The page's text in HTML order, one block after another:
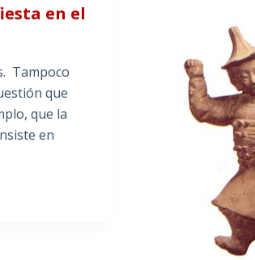
en el
Tampoco
que
que la
en